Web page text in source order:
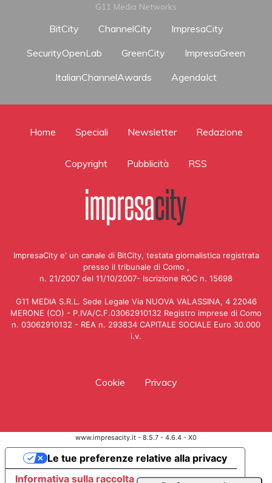
G11 Media Networks
BitCity ChannelCity
ImpresaCity
SecurityOpenLab
GreenCity
ImpresaGreen
ItalianChannelAwards
AgendaIct
Home Speciali Newsletter Redazione
Copyright Pubblicità RSS
ImpresaCity e' un canale di BitCity, testata giornalistica registrata
presso il tribunale di Como ,
n. 21/2007 del 11/10/2007- Iscrizione ROC n. 15698
G11 MEDIA S.R.L. Sede Legale Via NUOVA VALASSINA, 4 22046
MERONE (CO) - P.IVA/C.F.03062910132 Registro imprese di Como
n. 03062910132 - REA n. 293834 CAPITALE SOCIALE Euro 30.000
i.v.
Cookie Privacy
www.impresacity.it - 8.5.7 - 4.6.4 - X0
Informativa sulla raccolta
Le tue preferenze relative alla privacy